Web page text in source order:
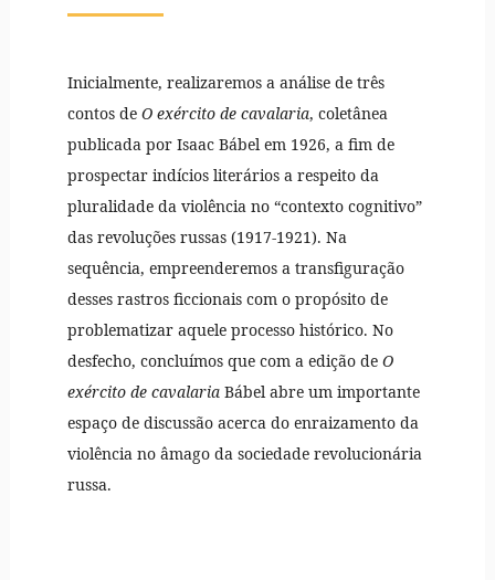
Inicialmente, realizaremos a análise de três
contos deO exército de cavalaria, coletânea
publicada por Isaac Bábel em 1926, a fim de
prospectar indícios literários a respeito da
pluralidade da violência no “contexto cognitivo”
das revoluções russas (1917-1921). Na
sequência, empreenderemos a transfiguração
desses rastros ficcionais com o propósito de
problematizar aquele processo histórico. No
desfecho, concluímos que com a edição deO
exército de cavalaria Bábel abre um importante
espaço de discussão acerca do enraizamento da
violência no âmago da sociedade revolucionária
russa.